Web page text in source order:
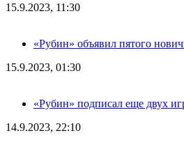
15.9.2023, 11:30
«Рубин» объявил пятого
15.9.2023, 01:30
«Рубин» подписал еще двух
14.9.2023, 22:10